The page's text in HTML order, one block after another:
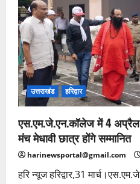
ऑर्डर
पर
सीएम
धामी
सख्त,अधिकारियों
को
कड़ी
चेतावनी
उत्तराखंड हरिद्वार
एस.एम.जे.एन.कॉलेज में 4 अप्रैल
मंच मेधावी छात्र होंगे सम्मानित
harinewsportal@gmail.com
हरि न्यूज हरिद्वार,31